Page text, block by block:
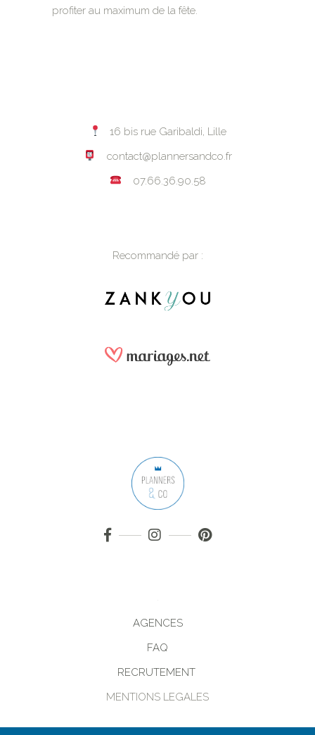
profiter au maximum de la fête.
16 bis rue Garibaldi, Lille
contact@plannersandco.fr
07.66.36.90.58
Recommandé par :
AGENCES
FAQ
RECRUTEMENT
MENTIONS LEGALES